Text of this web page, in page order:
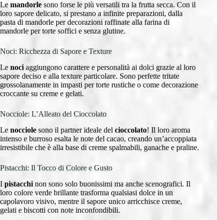
Le mandorle sono forse le più versatili tra la frutta secca. Con il
loro sapore delicato, si prestano a infinite preparazioni, dalla
pasta di mandorle per decorazioni raffinate alla farina di
mandorle per torte soffici e senza glutine.
Noci: Ricchezza di Sapore e Texture
Le noci aggiungono carattere e personalità ai dolci grazie al loro
sapore deciso e alla texture particolare. Sono perfette tritate
grossolanamente in impasti per torte rustiche o come decorazione
croccante su creme e gelati.
Nocciole: L’Alleato del Cioccolato
Le nocciole sono il partner ideale del cioccolato! Il loro aroma
intenso e burroso esalta le note del cacao, creando un’accoppiata
irresistibile che è alla base di creme spalmabili, ganache e praline.
Pistacchi: Il Tocco di Colore e Gusto
I pistacchi non sono solo buonissimi ma anche scenografici. Il
loro colore verde brillante trasforma qualsiasi dolce in un
capolavoro visivo, mentre il sapore unico arricchisce creme,
gelati e biscotti con note inconfondibili.